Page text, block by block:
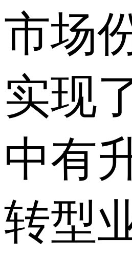
市场
实现
中有
转型